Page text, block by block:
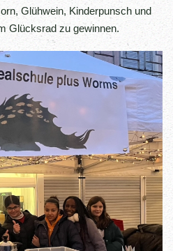
Glühwein, Kinderpunsch und
Glücksrad zu gewinnen.